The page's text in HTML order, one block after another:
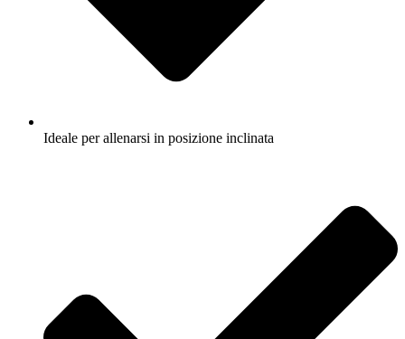
Ideale per allenarsi in posizione inclinata